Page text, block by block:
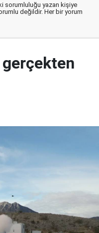
sorumluluğu yazan kişiye
değildir. Her bir yorum